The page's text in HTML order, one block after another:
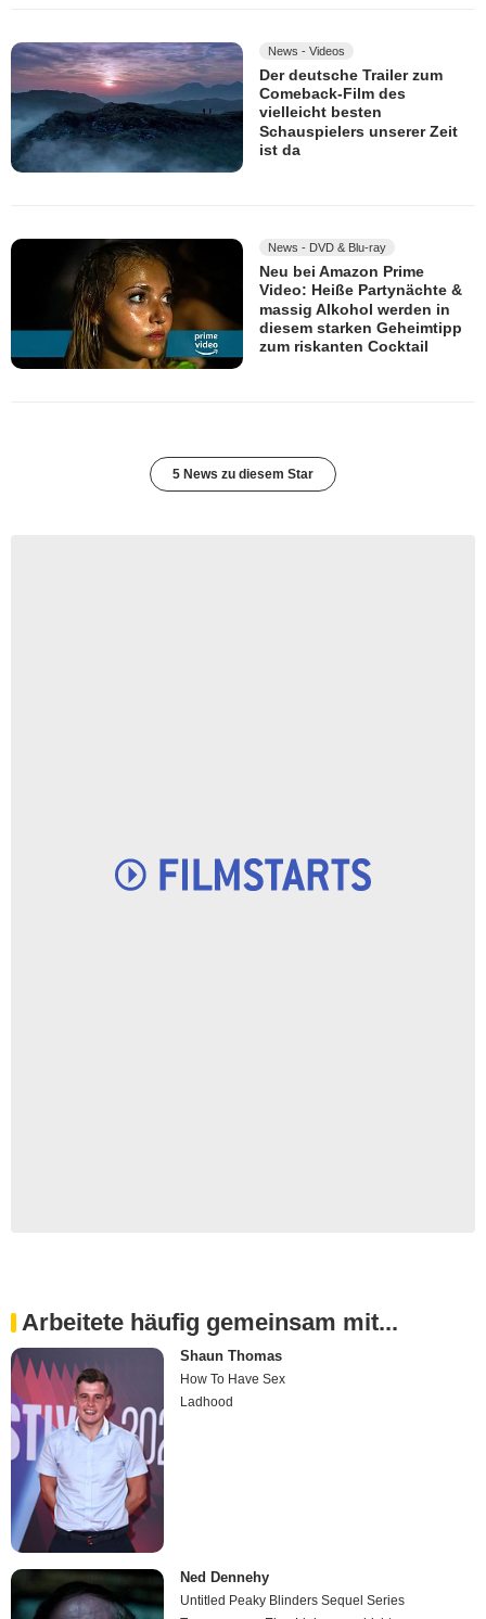
News - Videos
Der deutsche Trailer zum
Comeback-Film des
vielleicht besten
Schauspielers unserer Zeit
ist da
News - DVD & Blu-ray
Neu bei Amazon Prime
Video: Heiße Partynächte &
massig Alkohol werden in
diesem starken Geheimtipp
zum riskanten Cocktail
5 News zu diesem Star
Arbeitete häufig gemeinsam mit...
Shaun Thomas
How To Have Sex
Ladhood
Ned Dennehy
Untitled Peaky Blinders Sequel Series